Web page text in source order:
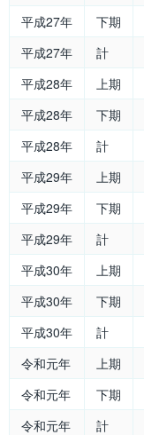
平成27年
下期
平成27年
計
平成28年
上期
平成28年
下期
平成28年
計
平成29年
上期
平成29年
下期
平成29年
計
平成30年
上期
平成30年
下期
平成30年
計
令和元年
上期
令和元年
下期
令和元年
計